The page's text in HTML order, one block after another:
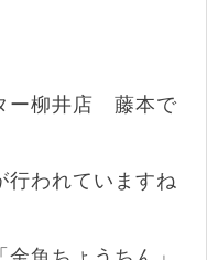
ー柳井店 藤本で
行われていますね